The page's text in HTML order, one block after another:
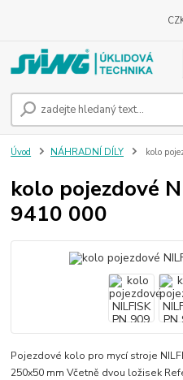
Úvod NÁHRADNÍ DÍLY kolo
kolo pojezdové
9410 000
Pojezdové kolo pro mycí stroje
250x50 mm Včetně dvou ložisek